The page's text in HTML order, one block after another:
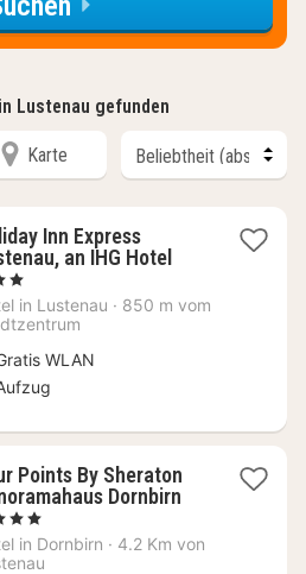
Lustenau gefunden
Karte
Inn Express
an IHG Hotel1
ab
in Lustenau · 850 m vom
WLAN
Points By Sheraton
Dornbirn1
ab
in Dornbirn · 4.2 Km von